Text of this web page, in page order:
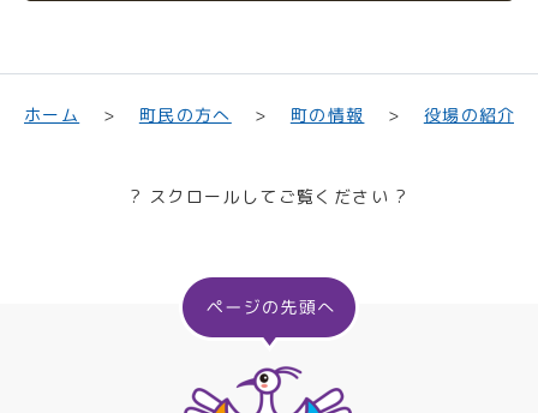
ホーム 町民の方へ 町の情報 役場の紹介
? スクロールしてご覧ください ?